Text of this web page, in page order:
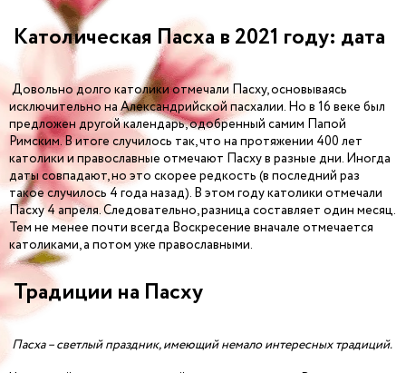
Католическая Пасха в 2021 году: дата
Довольно долго католики отмечали Пасху, основываясь
исключительно на Александрийской пасхалии. Но в 16 веке был
предложен другой календарь, одобренный самим Папой
Римским. В итоге случилось так, что на протяжении 400 лет
католики и православные отмечают Пасху в разные дни. Иногда
даты совпадают, но это скорее редкость (в последний раз
такое случилось 4 года назад). В этом году католики отмечали
Пасху 4 апреля. Следовательно, разница составляет один месяц.
Тем не менее почти всегда Воскресение вначале отмечается
католиками, а потом уже православными.
Традиции на Пасху
Пасха – светлый праздник, имеющий немало интересных традиций.